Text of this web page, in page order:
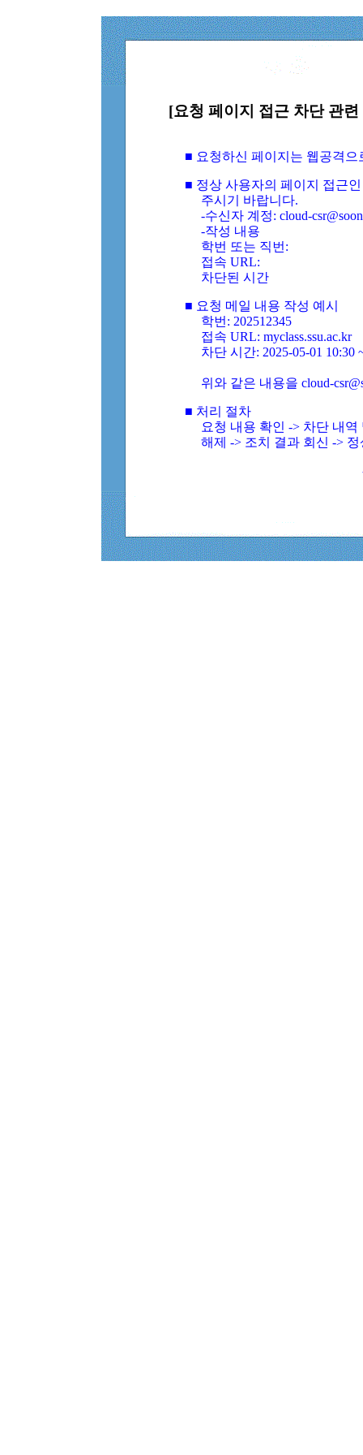
[요청 페이지 접근 차단 관
■ 요청하신 페이지는 웹공격
■ 정상 사용자의 페이지 접근
주시기 바랍니다.
-수신자 계정: cloud-
-작성 내용
학번 또는 직번:
접속 URL:
차단된 시간
■ 요청 메일 내용 작성 예시
학번: 202512345
접속 URL: myclass.ssu.ac.kr
차단 시간: 2025-05-01 10:30
위와 같은 내용을 cloud-
■ 처리 절차
요청 내용 확인 -> 차단 내
해제 -> 조치 결과 회신 ->